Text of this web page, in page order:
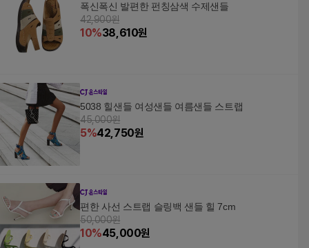
폭신폭신 발편한 펀칭삼색 수제샌들
42,900원
10%38,610원
5038 힐샌들 여성샌들 여름샌들 스트랩
45,000원
5%42,750원
편한 사선 스트랩 슬링백 샌들 힐 7cm
50,000원
10%45,000원